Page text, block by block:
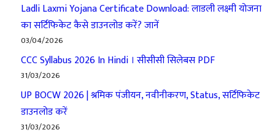
Ladli Laxmi Yojana Certificate Download: लाडली लक्ष्मी योजना
का सर्टिफिकेट कैसे डाउनलोड करें? जानें
03/04/2026
CCC Syllabus 2026 In Hindi । सीसीसी सिलेबस PDF
31/03/2026
UP BOCW 2026 | श्रमिक पंजीयन, नवीनीकरण, Status, सर्टिफिकेट
डाउनलोड करें
31/03/2026